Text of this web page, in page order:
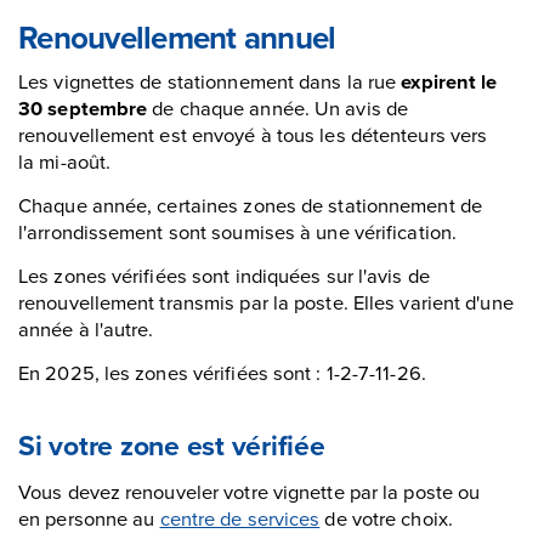
Renouvellement annuel
Les vignettes de stationnement dans la rueexpirent le
30 septembrede chaque année. Un avis de
renouvellement est envoyé à tous les détenteurs vers
la mi-août.
Chaque année, certaines zones de stationnement de
l'arrondissement sont soumises à une vérification.
Les zones vérifiées sont indiquées sur l'avis de
renouvellement transmis par la poste. Elles varient d'une
année à l'autre.
En 2025, les zones vérifiées sont : 1-2-7-11-26.
Si votre zone est vérifiée
Vous devez renouveler votre vignette par la poste ou
en personne au centre de services de votre choix.